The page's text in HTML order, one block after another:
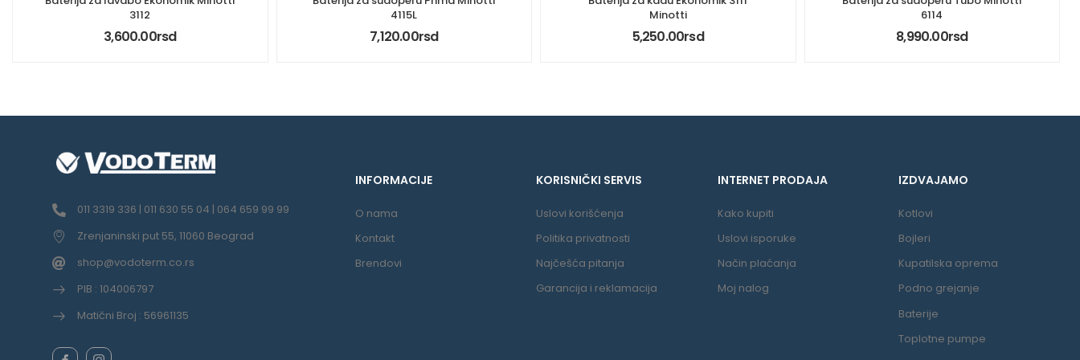
3112
3,600.00rsd
4115L
7,120.00rsd
Minotti
5,250.00rsd
6114
8,990.00rsd
011 3319 336 | 011 630 55 04 | 064 659 99 99
Zrenjaninski put 55, 11060 Beograd
shop@vodoterm.co.rs
PIB : 104006797
Matični Broj : 56961135
INFORMACIJE
O nama
Kontakt
Brendovi
KORISNIČKI SERVIS
Uslovi korišćenja
Politika privatnosti
Najčešća pitanja
Garancija i reklamacija
INTERNET PRODAJA
Kako kupiti
Uslovi isporuke
Način plaćanja
Moj nalog
IZDVAJAMO
Kotlovi
Bojleri
Kupatilska oprema
Podno grejanje
Baterije
Toplotne pumpe